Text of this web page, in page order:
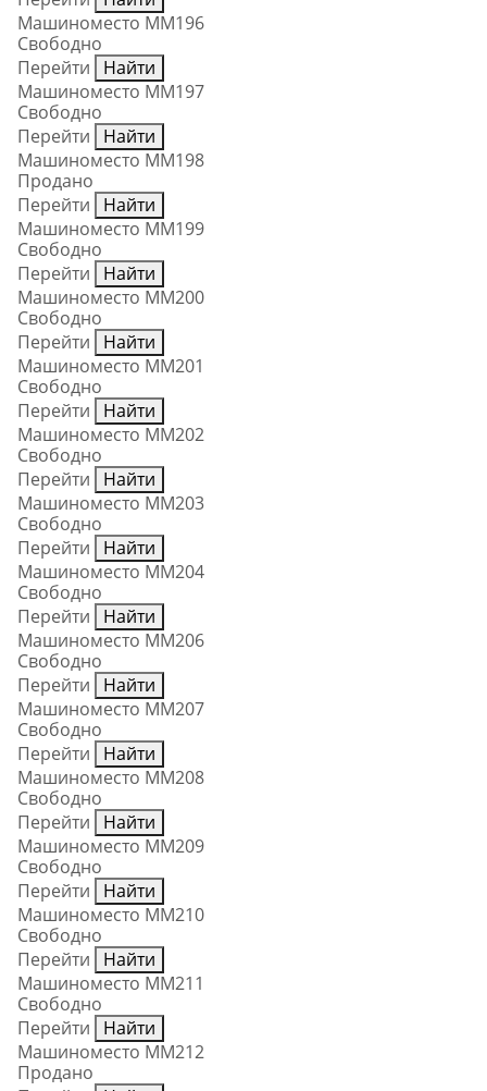
Машиноместо ММ196
Свободно
Перейти
Найти
Машиноместо ММ197
Свободно
Перейти
Найти
Машиноместо ММ198
Продано
Перейти
Найти
Машиноместо ММ199
Свободно
Перейти
Найти
Машиноместо ММ200
Свободно
Перейти
Найти
Машиноместо ММ201
Свободно
Перейти
Найти
Машиноместо ММ202
Свободно
Перейти
Найти
Машиноместо ММ203
Свободно
Перейти
Найти
Машиноместо ММ204
Свободно
Перейти
Найти
Машиноместо ММ206
Свободно
Перейти
Найти
Машиноместо ММ207
Свободно
Перейти
Найти
Машиноместо ММ208
Свободно
Перейти
Найти
Машиноместо ММ209
Свободно
Перейти
Найти
Машиноместо ММ210
Свободно
Перейти
Найти
Машиноместо ММ211
Свободно
Перейти
Найти
Машиноместо ММ212
Продано